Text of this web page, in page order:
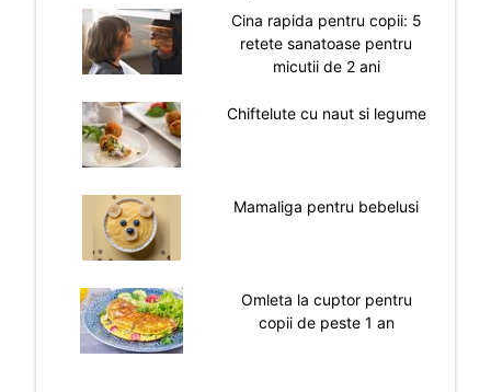
Cina rapida pentru copii: 5
retete sanatoase pentru
micutii de 2 ani
Chiftelute cu naut si legume
Mamaliga pentru bebelusi
Omleta la cuptor pentru
copii de peste 1 an